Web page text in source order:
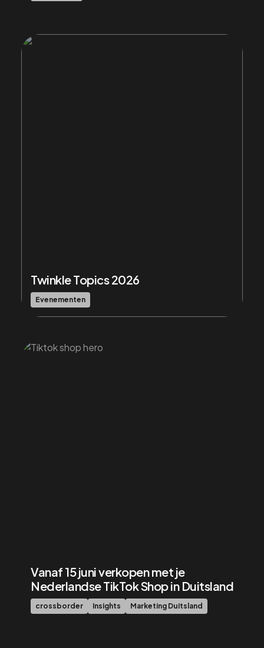
Twinkle Topics 2026
Evenementen
Vanaf 15 juni verkopen met je
Nederlandse TikTok Shop in Duitsland
crossborder Insights Marketing Duitsland